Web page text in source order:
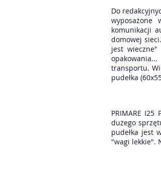
Do
komunikacji
domowej
jest
transportu.
pudełka
PRIMARE
dużego
pudełka jest
"wagi lekkie".